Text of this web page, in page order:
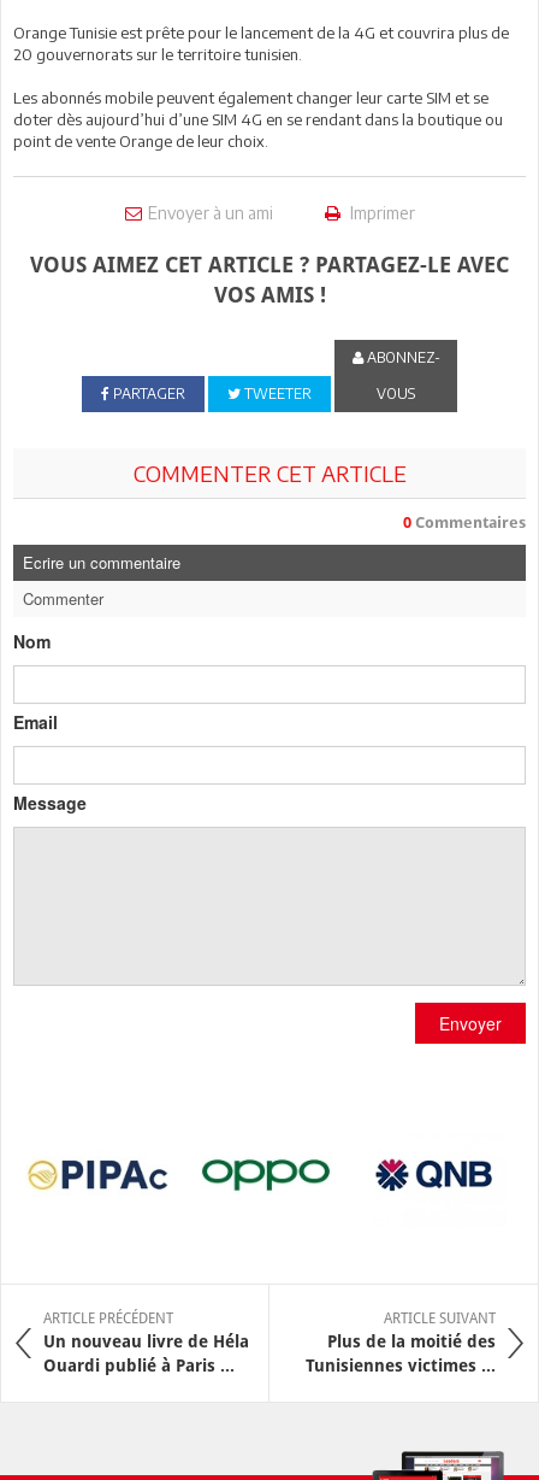
Orange Tunisie est prête pour le lancement de la 4G et couvrira plus de
20 gouvernorats sur le territoire tunisien.
Les abonnés mobile peuvent également changer leur carte SIM et se
doter dès aujourd’hui d’une SIM 4G en se rendant dans la boutique ou
point de vente Orange de leur choix.
Envoyer à un ami Imprimer
VOUS AIMEZ CET ARTICLE ? PARTAGEZ-LE AVEC
VOS AMIS !
PARTAGER TWEETER
ABONNEZ-
VOUS
COMMENTER CET ARTICLE
0 Commentaires
Ecrire un commentaire
Commenter
Nom
Email
Message
Envoyer
ARTICLE PRÉCÉDENT
Un nouveau livre de Héla
Ouardi publié à Paris ...
ARTICLE SUIVANT
Plus de la moitié des
Tunisiennes victimes ...